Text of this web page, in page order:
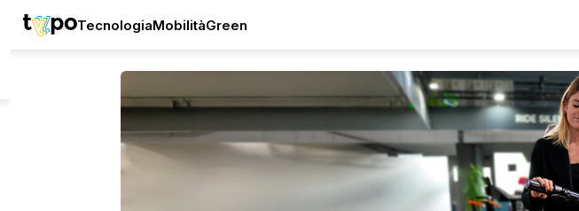
TecnologiaMobilitàGreen